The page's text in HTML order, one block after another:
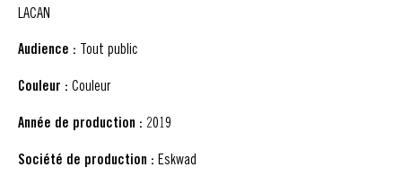
LACAN
Audience : Tout public
Couleur : Couleur
Année de production : 2019
Société de production : Eskwad